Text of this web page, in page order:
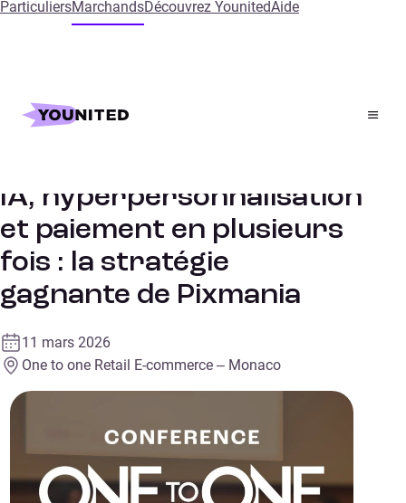
ParticuliersMarchandsDécouvrez YounitedAide
Accueil References
IA, hyperpersonnalisation
et paiement en plusieurs
fois : la stratégie
gagnante de Pixmania
11 mars 2026
One to one Retail E-commerce – Monaco